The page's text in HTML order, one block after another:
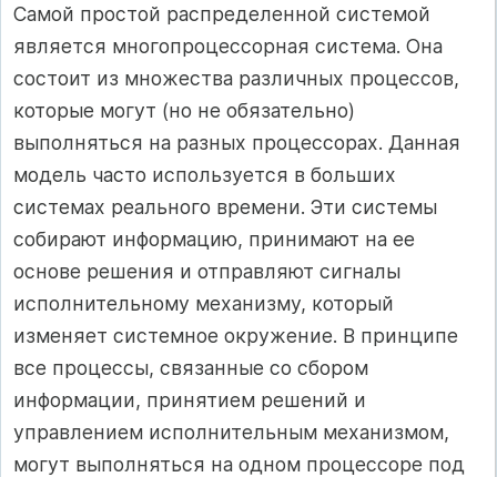
Самой простой распределенной системой
является многопроцессорная система. Она
состоит из множества различных процессов,
которые могут (но не обязательно)
выполняться на разных процессорах. Данная
модель часто используется в больших
системах реального времени. Эти системы
собирают информацию, принимают на ее
основе решения и отправляют сигналы
исполнительному механизму, который
изменяет системное окружение. В принципе
все процессы, связанные со сбором
информации, принятием решений и
управлением исполнительным механизмом,
могут выполняться на одном процессоре под